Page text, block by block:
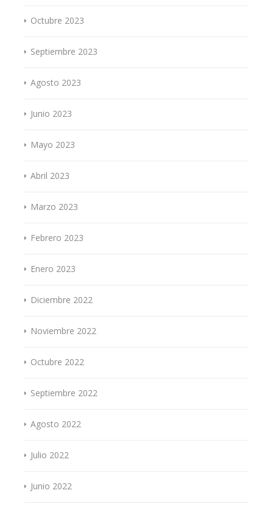
Octubre 2023
Septiembre 2023
Agosto 2023
Junio 2023
Mayo 2023
Abril 2023
Marzo 2023
Febrero 2023
Enero 2023
Diciembre 2022
Noviembre 2022
Octubre 2022
Septiembre 2022
Agosto 2022
Julio 2022
Junio 2022